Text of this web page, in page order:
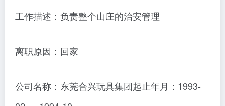
工作描述：负责整个山庄的治安管理
离职原因：回家
公司名称：东莞合兴玩具集团起止年月：1993-